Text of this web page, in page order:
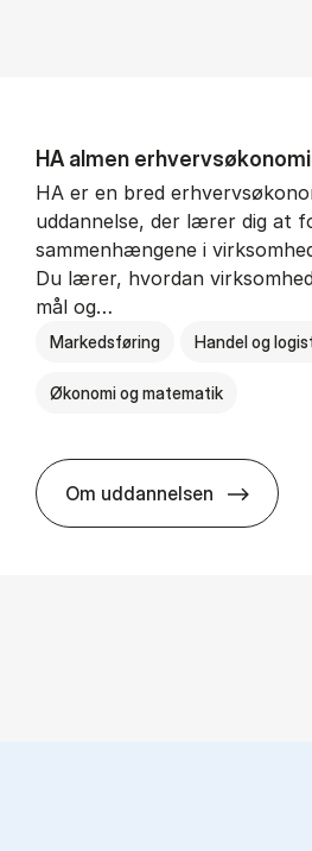
HA al­men erhvervs­økonomi
HA er en bred
uddannelse, der lærer dig at
sammenhængene i
Du lærer, hvordan
mål og…
Markedsføring Handel og
Økonomi og matematik
Om uddannelsen
HA al­men